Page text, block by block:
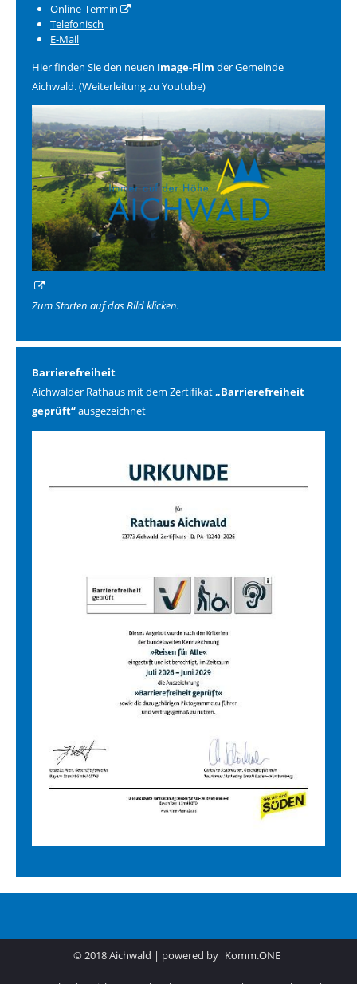
Online-Termin
Telefonisch
E-Mail
Hier finden Sie den neuen Image-Film der Gemeinde
Aichwald. (Weiterleitung zu Youtube)
Zum Starten auf das Bild klicken.
Barrierefreiheit
Aichwalder Rathaus mit dem Zertifikat„Barrierefreiheit
geprüft“ausgezeichnet
© 2018 Aichwald | powered by Komm.ONE